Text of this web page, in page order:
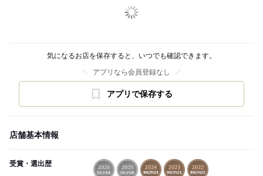
気になるお店を保存すると、いつでも確認できます。
アプリなら会員登録なし
アプリで保存する
店舗基本情報
受賞・選出歴